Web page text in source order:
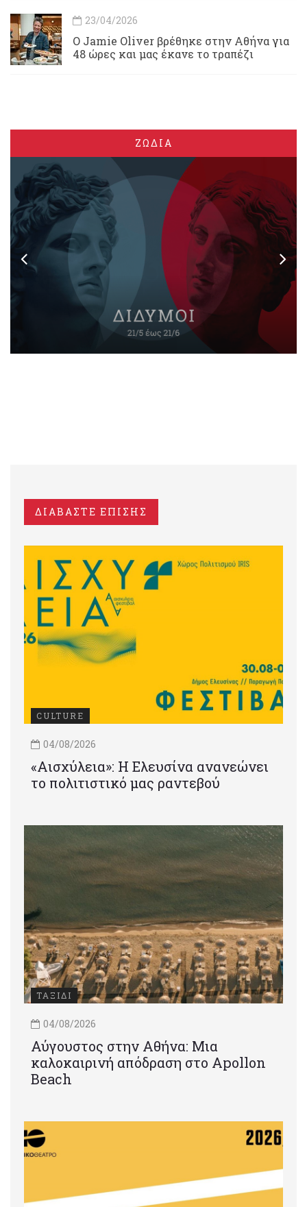
23/04/2026
Ο Jamie Oliver βρέθηκε στην Αθήνα για
48 ώρες και μας έκανε το τραπέζι
ΖΩΔΙΑ
ΔΙΑΒΑΣΤΕ ΕΠΙΣΗΣ
CULTURE
04/08/2026
«Αισχύλεια»: Η Ελευσίνα ανανεώνει
το πολιτιστικό μας ραντεβού
ΤΑΞΙΔΙ
04/08/2026
Αύγουστος στην Αθήνα: Μια
καλοκαιρινή απόδραση στο Apollon
Beach